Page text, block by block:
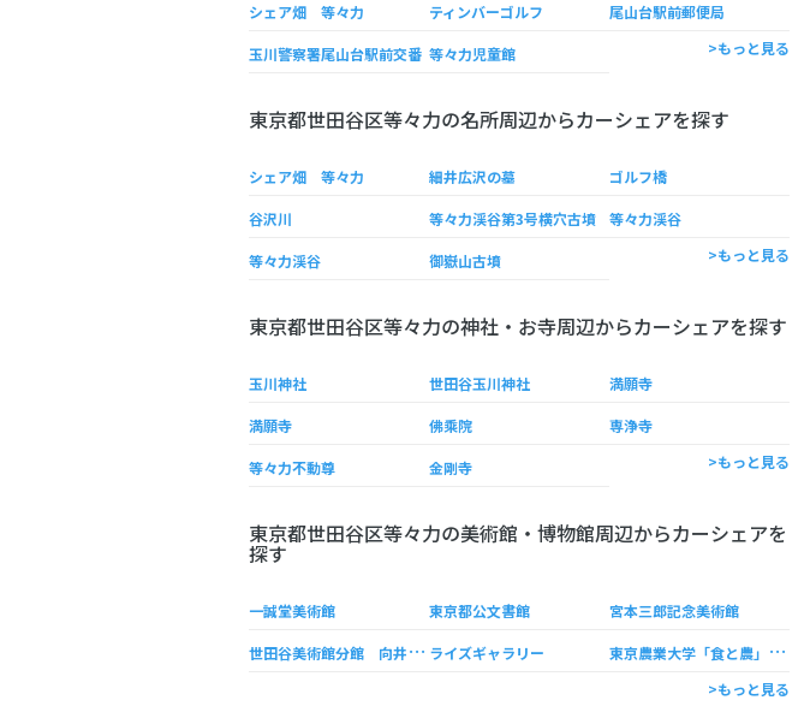
シェア畑 等々力 ティンバーゴルフ 尾山台駅前郵便局
玉川警察署尾山台駅前交番 等々力児童館 >もっと見る
東京都世田谷区等々力の名所周辺からカーシェアを探す
シェア畑 等々力 細井広沢の墓 ゴルフ橋
谷沢川 等々力渓谷第3号横穴古墳 等々力渓谷
等々力渓谷 御嶽山古墳 >もっと見る
東京都世田谷区等々力の神社・お寺周辺からカーシェアを探す
玉川神社 世田谷玉川神社 満願寺
満願寺 佛乘院 専浄寺
等々力不動尊 金剛寺 >もっと見る
東京都世田谷区等々力の美術館・博物館周辺からカーシェアを
探す
一誠堂美術館 東京都公文書館 宮本三郎記念美術館
世
田谷美術館分館 向井潤吉アトリエ館 ライズギャラリー 東
京農業大学「食と農」の博物館
>もっと見る